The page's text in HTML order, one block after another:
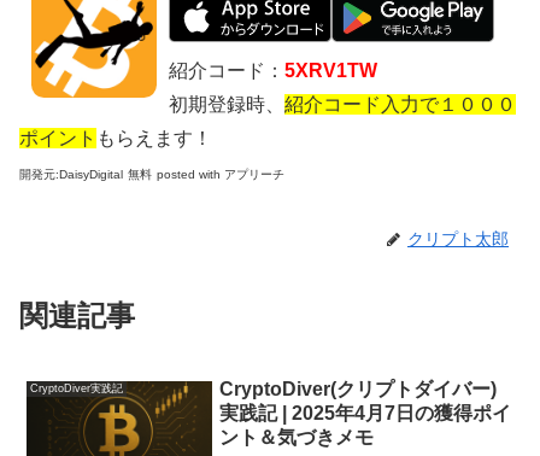
紹介コード： 5XRV1TW
初期登録時、 紹介コード入力で１０００
ポイント もらえます！
開発元:DaisyDigital 無料 posted with アプリーチ
クリプト太郎
関連記事
CryptoDiver実践記
CryptoDiver(クリプトダイバー)
実践記 | 2025年4月7日の獲得ポイ
ント＆気づきメモ